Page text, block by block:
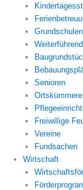
Grundschulen
Senioren
Freiwillige
Vereine
Fundsachen
Wirtschaft